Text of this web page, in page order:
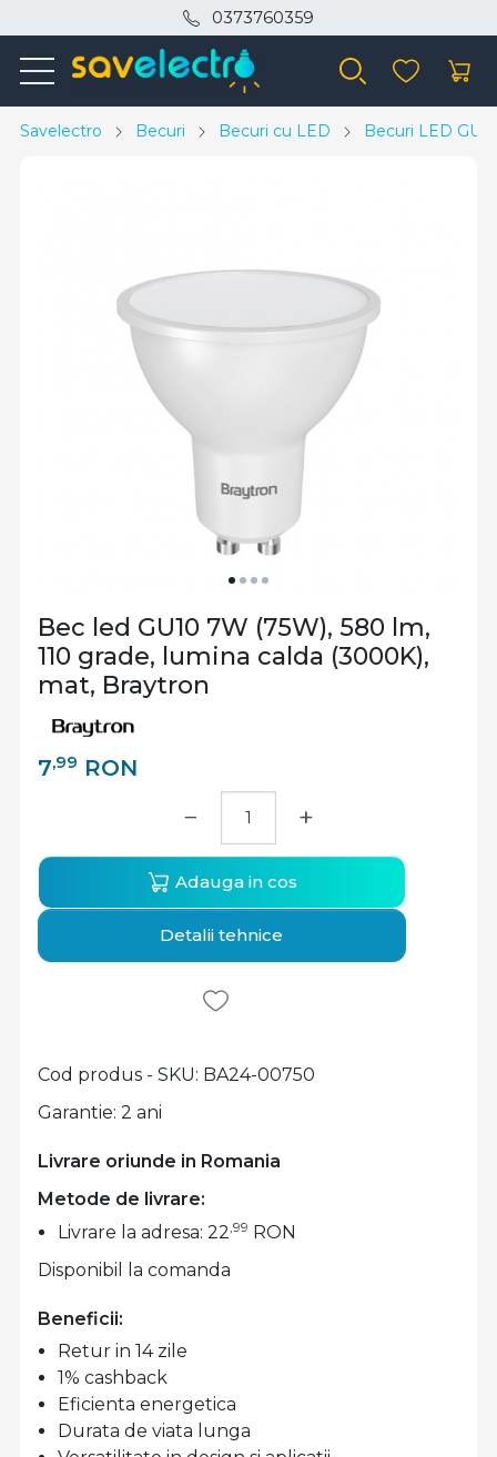
0373760359
Savelectro Becuri Becuri cu LED Becuri LED
Bec led GU10 7W (75W), 580 lm,
110 grade, lumina calda (3000K),
mat, Braytron
7,99 RON
Livrare oriunde in Romania
Cod produs - SKU BA24-00750
Metode de livrare:
Livrare la adresa: 22,99 RON
Disponibil la comanda
− +
Adauga in cos
Detalii tehnice
Garantie: 2 ani
Beneficii:
Retur in 14 zile
1% cashback
Eficienta energetica
Durata de viata lunga